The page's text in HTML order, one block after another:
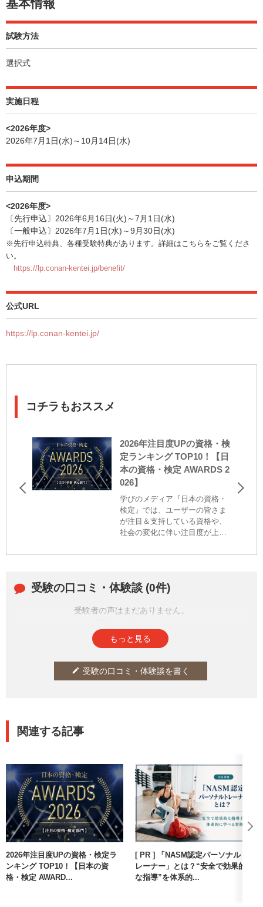
基本情報
試験方法
選択式
実施日程
<2026年度>
2026年7月1日(水)～10月14日(水)
申込期間
<2026年度>
〔先行申込〕2026年6月16日(火)～7月1日(水)
〔一般申込〕2026年7月1日(水)～9月30日(水)
※先行申込特典、各種受験特典があります。詳細はこちらをご覧くださ
い。
https://lp.conan-kentei.jp/benefit/
公式URL
https://lp.conan-kentei.jp/
コチラもおススメ
2026年注目度UPの資格・検
定ランキング TOP10！【日
本の資格・検定 AWARDS 2
026】
学びのメディア『日本の資格・
検定』では、ユーザーの皆さま
が注目＆支持している資格や、
社会の変化に伴い注目度が上が
と共に、資格・検定に込められ
ることを目的に、毎年アワード
昨年度の当サイト内のアクセス
ンケートをもとに、最も注目＆
支持された資格・検定を、3つの
発表。本記事では、3部門のうち
【注目の資格・検定部門】をラ
受験の口コミ・体験談 (0件)
受験者の声はまだありません。
もっと見る
edit 受験の口コミ・体験談を書く
関連する記事
2026年注目度UPの資格・検定ラ
ンキング TOP10！【日本の資
格・検定 AWARD...
[ PR ] 「NASM認定パーソナルト
レーナー」とは？“安全で効果的
な指導”を体系的...